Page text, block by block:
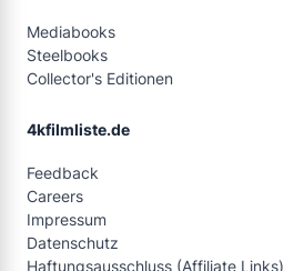
Mediabooks
Steelbooks
Collector's Editionen
4kfilmliste.de
Feedback
Careers
Impressum
Datenschutz
Haftungsausschluss (Affiliate Links)